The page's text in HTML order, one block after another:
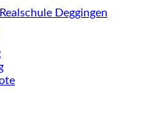
Deggingen